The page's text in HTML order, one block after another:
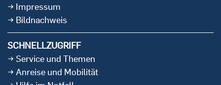
Impressum
Bildnachweis
SCHNELLZUGRIFF
Service und Themen
Anreise und Mobilität